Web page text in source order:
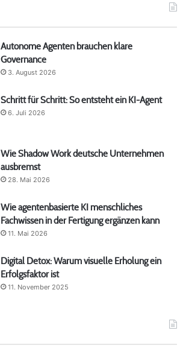
Autonome Agenten brauchen klare
Governance
3. August 2026
Schritt für Schritt: So entsteht ein KI-Agent
6. Juli 2026
Wie Shadow Work deutsche Unternehmen
ausbremst
28. Mai 2026
Wie agentenbasierte KI menschliches
Fachwissen in der Fertigung ergänzen kann
11. Mai 2026
Digital Detox: Warum visuelle Erholung ein
Erfolgsfaktor ist
11. November 2025